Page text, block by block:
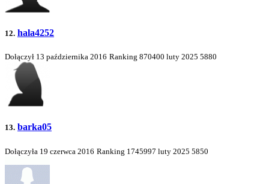
12. hala4252
Dołączył 13 października 2016 Ranking 870400 luty 2025 5880
13. barka05
Dołączyła 19 czerwca 2016 Ranking 1745997 luty 2025 5850